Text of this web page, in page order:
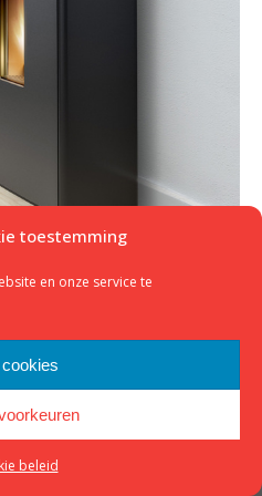
toestemming
en onze service te
beleid
-Website door Kop Digitaal
footer